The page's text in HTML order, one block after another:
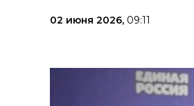
02 июня 2026, 09:11